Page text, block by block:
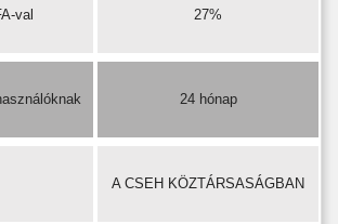
val 27%
24 hónap
A CSEH KÖZTÁRSASÁGBAN